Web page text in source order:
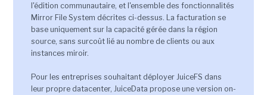
l'édition communautaire, et l'ensemble des fonctionnalités
Mirror File System décrites ci-dessus. La facturation se
base uniquement sur la capacité gérée dans la région
source, sans surcoût lié au nombre de clients ou aux
instances miroir.
Pour les entreprises souhaitant déployer JuiceFS dans
leur propre datacenter, JuiceData propose une version on-